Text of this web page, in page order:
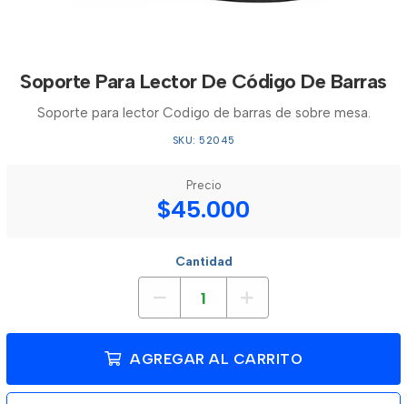
Soporte Para Lector De Código De Barras
Soporte para lector Codigo de barras de sobre mesa.
SKU: 52045
Precio
$45.000
Cantidad
AGREGAR AL CARRITO